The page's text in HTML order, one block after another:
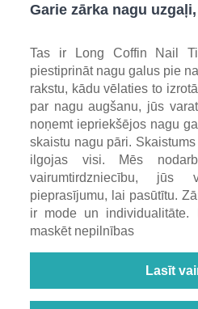
Garie zārka nagu
Tas ir Long Coffin Nail
piestiprināt nagu galus pie
rakstu, kādu vēlaties to
par nagu augšanu, jūs
noņemt iepriekšējos nagu
skaistu nagu pāri.
ilgojas visi. Mēs
vairumtirdzniecību, jūs
pieprasījumu, lai pasūtītu.
ir mode un
maskēt nepilnības
Lasīt